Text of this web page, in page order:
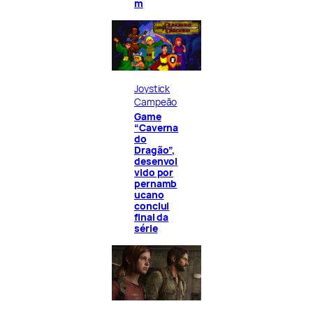
m
Joystick
Campeão
Game
“Caverna
do
Dragão”,
desenvol
vido por
pernamb
ucano
conclui
final da
série